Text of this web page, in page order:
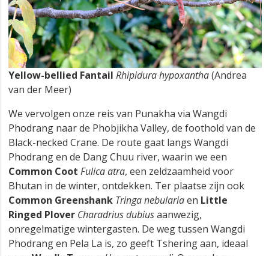
Yellow-bellied Fantail Rhipidura hypoxantha(Andrea
van der Meer)
We vervolgen onze reis van Punakha via Wangdi
Phodrang naar de Phobjikha Valley, de foothold van de
Black-necked Crane. De route gaat langs Wangdi
Phodrang en de Dang Chuu river, waarin we een
Common Coot Fulica atra, een zeldzaamheid voor
Bhutan in de winter, ontdekken. Ter plaatse zijn ook
Common Greenshank Tringa nebulariaen Little
Ringed Plover Charadrius dubiusaanwezig,
onregelmatige wintergasten. De weg tussen Wangdi
Phodrang en Pela La is, zo geeft Tshering aan, ideaal